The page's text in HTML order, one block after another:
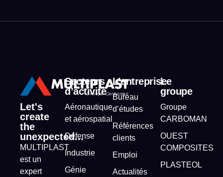
Let's
create
the
unexpected...
MULTIPLAST
est un
expert
Secteurs
d’activité
Aéronautique
et aérospatial
Défense
Industrie
Génie
L’entreprise
Bureau
d’études
Références
clients
Emploi
Actualités
Le
groupe
Groupe
CARBOMAN
OUEST
COMPOSITES
PLASTEOL